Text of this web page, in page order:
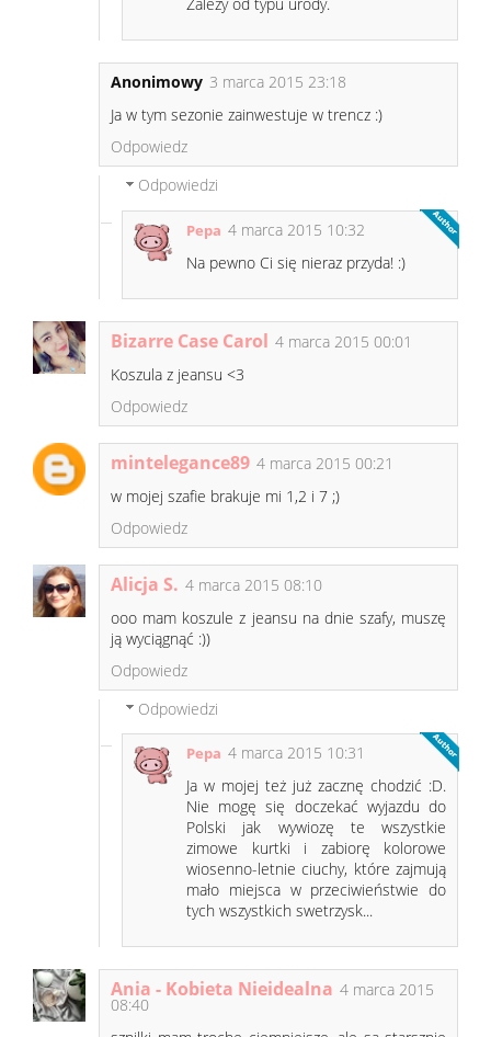
Zależy od typu urody.
Anonimowy 3 marca 2015 23:18
Ja w tym sezonie zainwestuje w trencz :)
Odpowiedz
Odpowiedzi
Pepa 4 marca 2015 10:32
Na pewno Ci się nieraz przyda! :)
Bizarre Case Carol 4 marca 2015 00:01
Koszula z jeansu <3
Odpowiedz
mintelegance89 4 marca 2015 00:21
w mojej szafie brakuje mi 1,2 i 7 ;)
Odpowiedz
Alicja S. 4 marca 2015 08:10
ooo mam koszule z jeansu na dnie szafy, muszę
ją wyciągnąć :))
Odpowiedz
Odpowiedzi
Pepa 4 marca 2015 10:31
Ja w mojej też już zacznę chodzić :D.
Nie mogę się doczekać wyjazdu do
Polski jak wywiozę te wszystkie
zimowe kurtki i zabiorę kolorowe
wiosenno-letnie ciuchy, które zajmują
mało miejsca w przeciwieństwie do
tych wszystkich swetrzysk...
Ania - Kobieta Nieidealna 4 marca 2015
08:40